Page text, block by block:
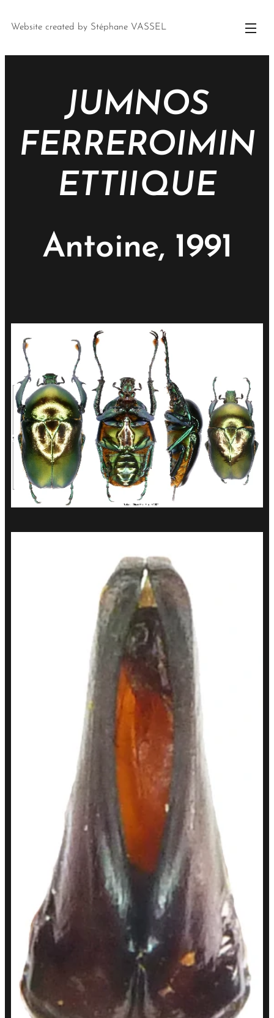
Website created by Stéphane VASSEL
JUMNOS
FERREROIMIN
ETTIIQUE
Antoine, 1991